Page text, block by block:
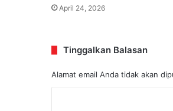
April 24, 2026
Tinggalkan Balasan
Alamat email Anda tidak akan